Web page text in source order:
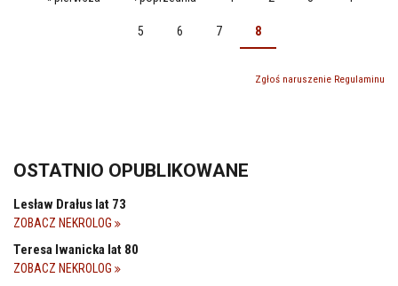
STRONY
5 6 7 8
Zgłoś naruszenie Regulaminu
OSTATNIO OPUBLIKOWANE
Lesław Drałus lat 73
ZOBACZ NEKROLOG
Teresa Iwanicka lat 80
ZOBACZ NEKROLOG